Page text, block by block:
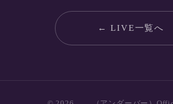
← LIVE一覧へ